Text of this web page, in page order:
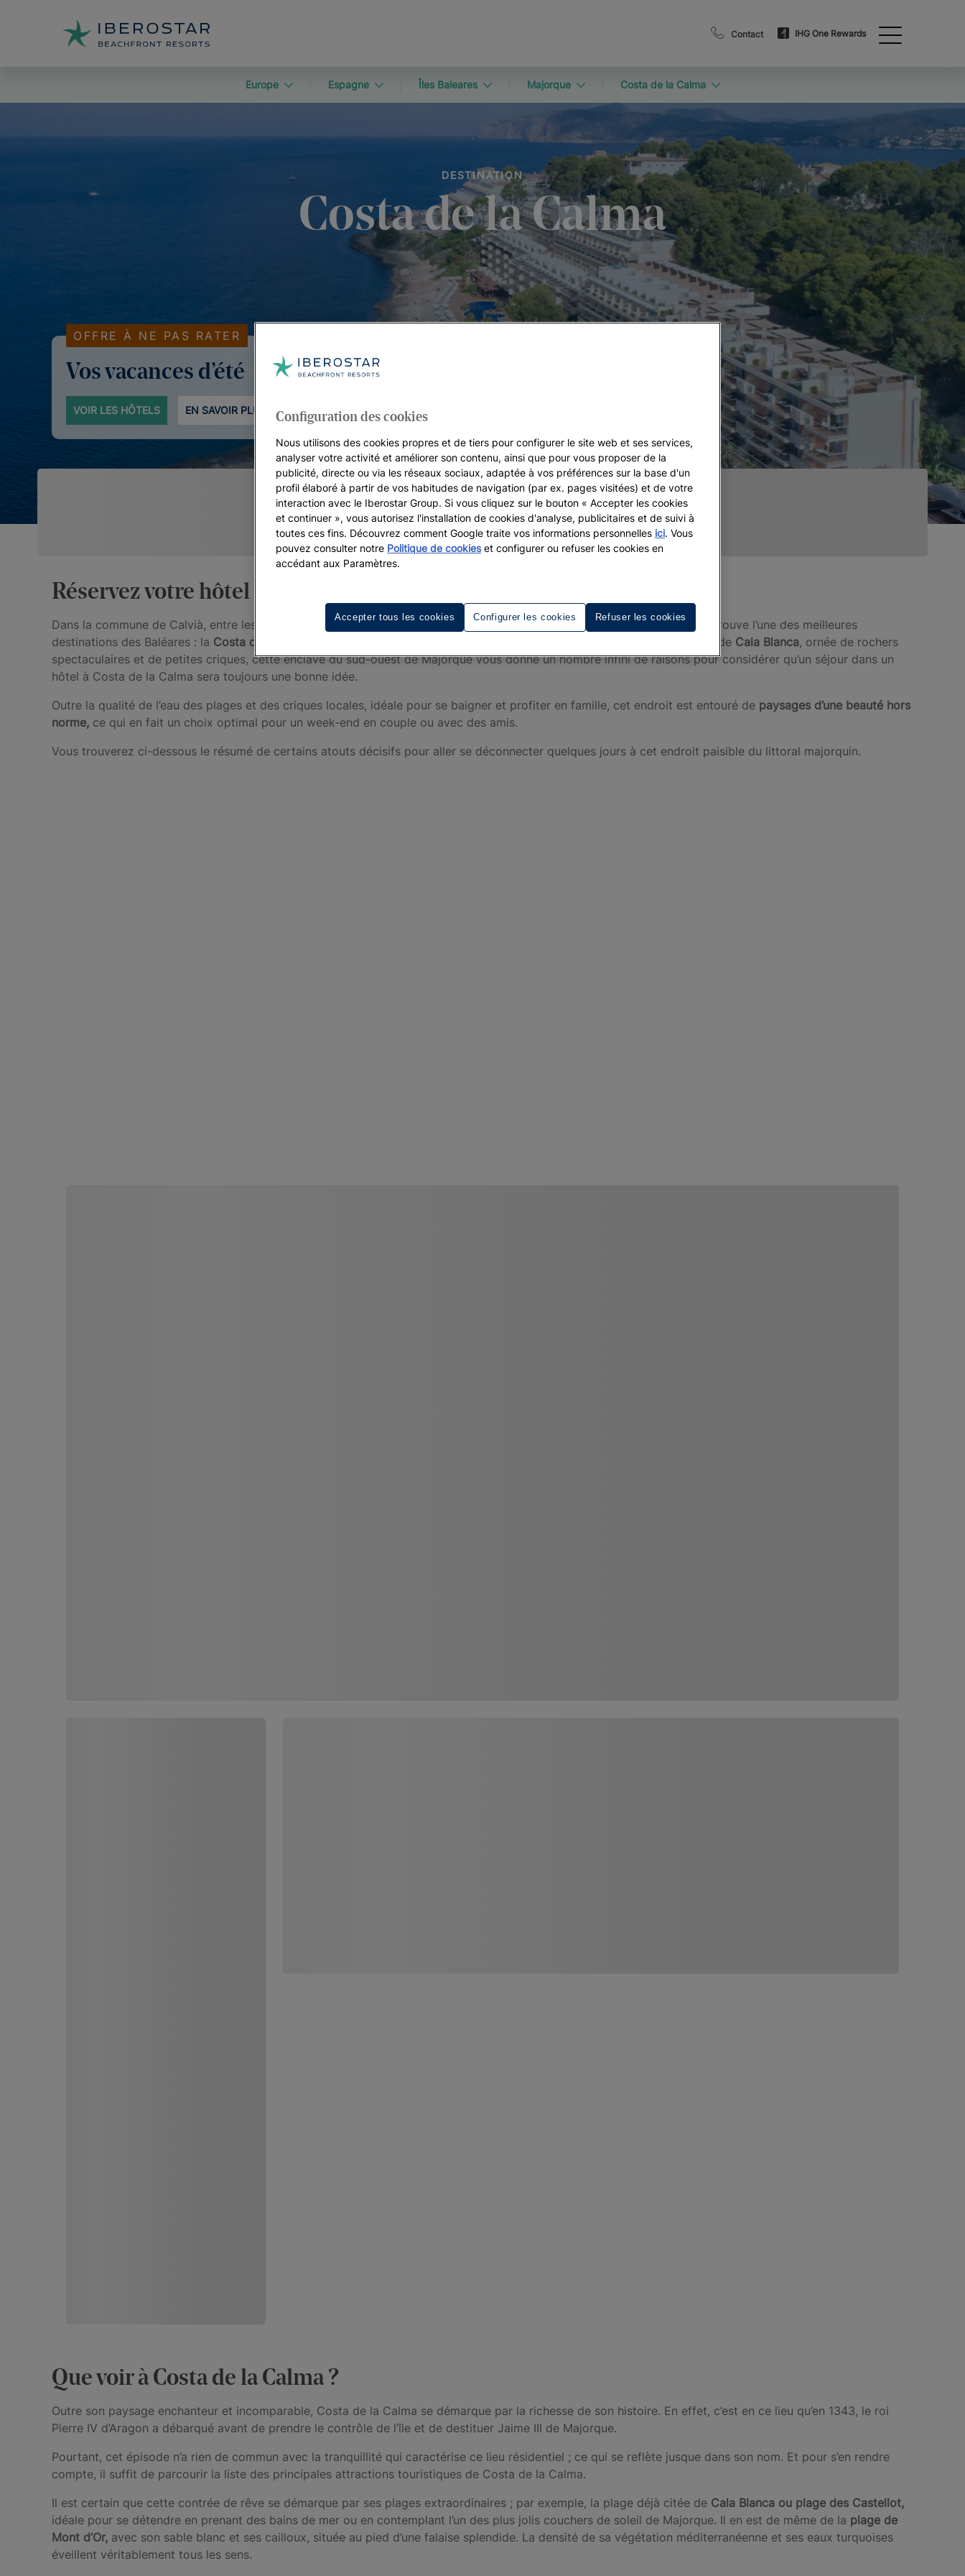
Contact IHG One Rewards
Europe Espagne Îles Baleares Majorque Costa de la Calma
DESTINATION
Costa de la Calma
OFFRE À NE PAS RATER
Vos vacances d’été
VOIR LES HÔTELS EN SAVOIR PLUS
Réservez votre hôtel à Costa de la Calma
Dans la commune de Calvià, entre les localités de Santa Ponsa et Paguera, à seulement 20 km de Palma de Majorque, se trouve l’une des meilleures
destinations des Baléares : la Costa de la Calma . Riche de nombreux endroits subjuguants tels que la plage photogénique de Cala Blanca, ornée de rochers
spectaculaires et de petites criques, cette enclave du sud-ouest de Majorque vous donne un nombre infini de raisons pour considérer qu’un séjour dans un
hôtel à Costa de la Calma sera toujours une bonne idée.
Outre la qualité de l’eau des plages et des criques locales, idéale pour se baigner et profiter en famille, cet endroit est entouré de paysages d’une beauté hors
norme, ce qui en fait un choix optimal pour un week-end en couple ou avec des amis.
Vous trouverez ci-dessous le résumé de certains atouts décisifs pour aller se déconnecter quelques jours à cet endroit paisible du littoral majorquin.
Que voir à Costa de la Calma ?
Outre son paysage enchanteur et incomparable, Costa de la Calma se démarque par la richesse de son histoire. En effet, c’est en ce lieu qu’en 1343, le roi
Pierre IV d’Aragon a débarqué avant de prendre le contrôle de l’île et de destituer Jaime III de Majorque.
Pourtant, cet épisode n’a rien de commun avec la tranquillité qui caractérise ce lieu résidentiel ; ce qui se reflète jusque dans son nom. Et pour s’en rendre
compte, il suffit de parcourir la liste des principales attractions touristiques de Costa de la Calma.
Il est certain que cette contrée de rêve se démarque par ses plages extraordinaires ; par exemple, la plage déjà citée de Cala Blanca ou plage des Castellot,
idéale pour se détendre en prenant des bains de mer ou en contemplant l’un des plus jolis couchers de soleil de Majorque. Il en est de même de la plage de
Mont d’Or, avec son sable blanc et ses cailloux, située au pied d’une falaise splendide. La densité de sa végétation méditerranéenne et ses eaux turquoises
éveillent véritablement tous les sens.
Configuration des cookies
Nous utilisons des cookies propres et de tiers pour configurer le site web et ses services,
analyser votre activité et améliorer son contenu, ainsi que pour vous proposer de la
publicité, directe ou via les réseaux sociaux, adaptée à vos préférences sur la base d'un
profil élaboré à partir de vos habitudes de navigation (par ex. pages visitées) et de votre
interaction avec le Iberostar Group. Si vous cliquez sur le bouton « Accepter les cookies
et continuer », vous autorisez l'installation de cookies d'analyse, publicitaires et de suivi à
toutes ces fins. Découvrez comment Google traite vos informations personnelles ici. Vous
pouvez consulter notre Politique de cookieset configurer ou refuser les cookies en
accédant aux Paramètres.
Configurer les cookies Refuser les cookies
Accepter tous les cookies